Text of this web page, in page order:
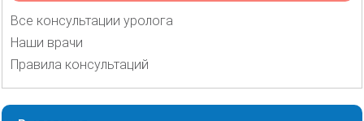
Все консультации уролога
Наши врачи
Правила консультаций